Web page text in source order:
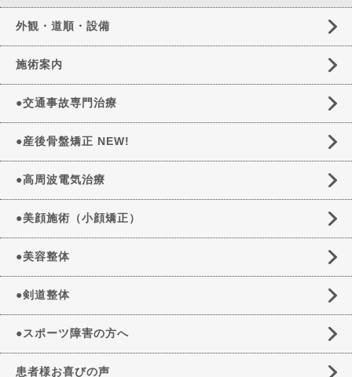
外観・道順・設備
施術案内
●交通事故専門治療
●産後骨盤矯正 NEW!
●高周波電気治療
●美顔施術（小顔矯正）
●美容整体
●剣道整体
●スポーツ障害の方へ
患者様お喜びの声